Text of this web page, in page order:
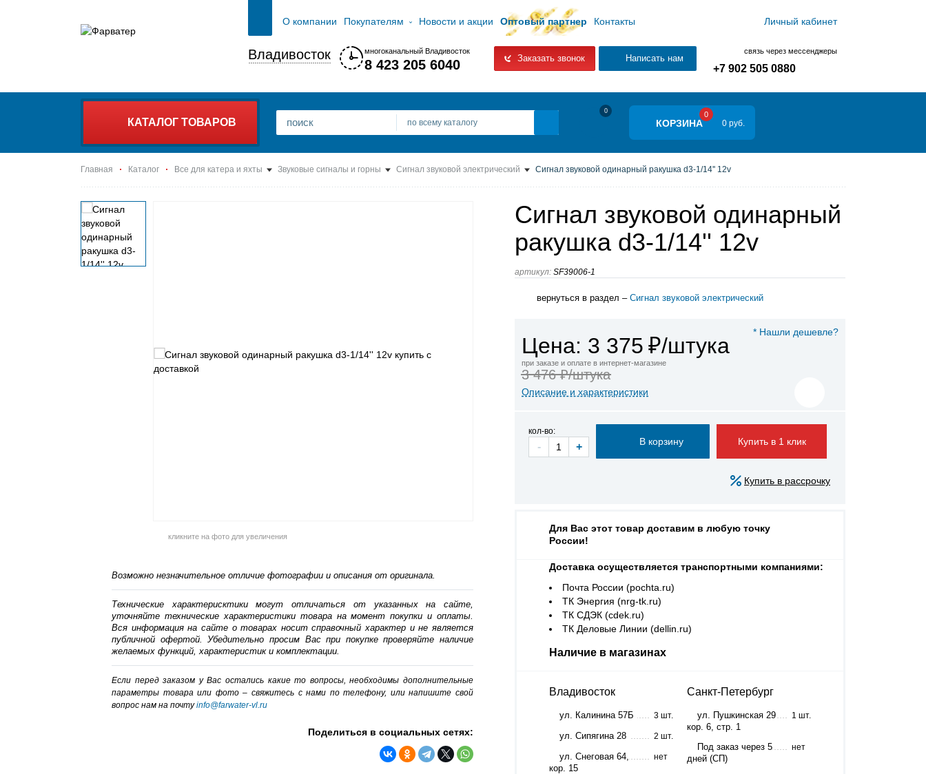
О компании Покупателям Новости и акции Оптовый партнер Контакты Личный кабинет
Владивосток многоканальный Владивосток
8 423 205 6040 Заказать звонок Написать нам
связь через мессенджеры
+7 902 505 0880
КАТАЛОГ ТОВАРОВ по всему каталогу
0
КОРЗИНА
0
0 руб.
Главная Каталог Все для катера и яхты Звуковые сигналы и горны Сигнал звуковой электрический Сигнал звуковой одинарный ракушка d3-1/14'' 12v
Сигнал звуковой одинарный
ракушка d3-1/14'' 12v
артикул: SF39006-1
вернуться в раздел – Сигнал звуковой электрический
кликните на фото для увеличения
Возможно незначительное отличие фотографии и описания от оригинала.
Технические характерисктики могут отличаться от указанных на сайте,
уточняйте технические характеристики товара на момент покупки и оплаты.
Вся информация на сайте о товарах носит справочный характер и не является
публичной офертой. Убедительно просим Вас при покупке проверяйте наличие
желаемых функций, характеристик и комплектации.
Если перед заказом у Вас остались какие то вопросы, необходимы дополнительные
параметры товара или фото – cвяжитесь с нами по телефону, или напишите свой
вопрос нам на почтуinfo@farwater-vl.ru
Поделиться в социальных сетях:
* Нашли дешевле?
Цена: 3 375 ₽/штука
при заказе и оплате в интернет-магазине
3 476 ₽/штука
Описание и характеристики
кол-во:
- + Купить в 1 клик
Купить в рассрочку
Для Вас этот товар доставим в любую точку
России!
Доставка осуществляется транспортными компаниями:
Почта России (pochta.ru)
ТК Энергия (nrg-tk.ru)
ТК СДЭК (cdek.ru)
ТК Деловые Линии (dellin.ru)
Наличие в магазинах
Владивосток
ул. Калинина 57Б 3 шт.
ул. Сипягина 28 2 шт.
ул. Снеговая 64,
кор. 15
нет
Санкт-Петербург
ул. Пушкинская 29
кор. 6, стр. 1
1 шт.
Под заказ через 5
дней (СП)
нет